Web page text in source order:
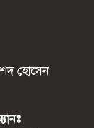
হোসেন